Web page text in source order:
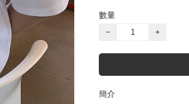
數量
−
+
簡介